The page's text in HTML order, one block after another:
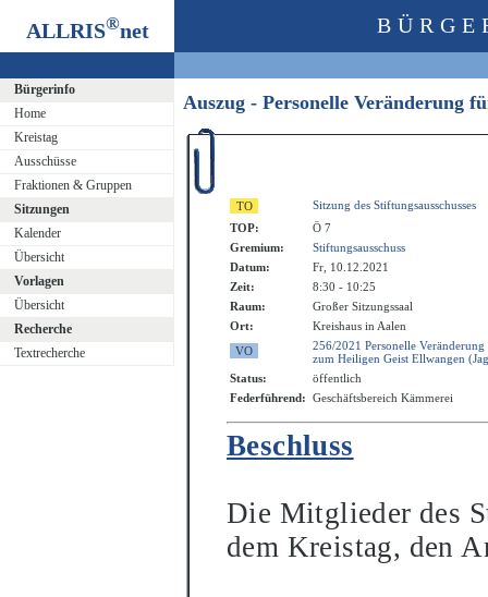
ALLRIS®net
Bürgerinfo
Home
Kreistag
Ausschüsse
Fraktionen & Gruppen
Sitzungen
Kalender
Übersicht
Vorlagen
Übersicht
Recherche
Textrecherche
Auszug - Personelle Veränderung
Sitzung des Stiftungsausschusses
TOP:
Ö 7
Gremium:
Stiftungsausschuss
Datum:
Fr, 10.12.2021
Zeit:
8:30 - 10:25
Raum:
Großer Sitzungssaal
Ort:
Kreishaus in Aalen
256/2021 Personelle
zum Heiligen Geist Ellwangen
Status:
öffentlich
Federführend: Geschäftsbereich Kämmerei
Beschluss
Die Mitglieder des
dem Kreistag, den